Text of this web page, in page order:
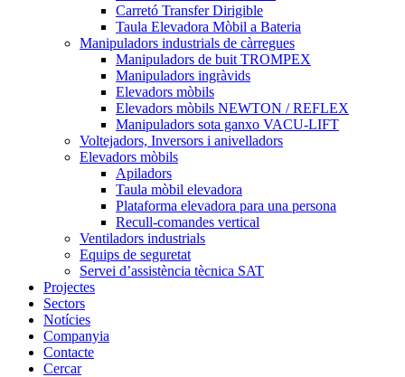
Carretó Transfer Dirigible
Taula Elevadora Mòbil a Bateria
Manipuladors industrials de càrregues
Manipuladors de buit TROMPEX
Manipuladors ingràvids
Elevadors mòbils
Elevadors mòbils NEWTON / REFLEX
Manipuladors sota ganxo VACU-LIFT
Voltejadors, Inversors i anivelladors
Elevadors mòbils
Apiladors
Taula mòbil elevadora
Plataforma elevadora para una persona
Recull-comandes vertical
Ventiladors industrials
Equips de seguretat
Servei d’assistència tècnica SAT
Projectes
Sectors
Notícies
Companyia
Contacte
Cercar